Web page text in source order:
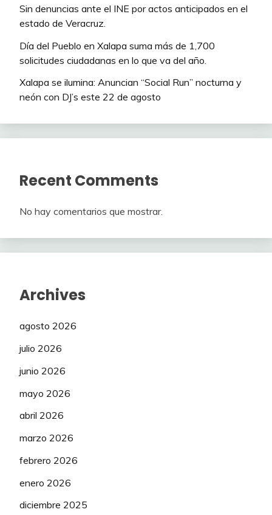
Sin denuncias ante el INE por actos anticipados en el
estado de Veracruz.
Día del Pueblo en Xalapa suma más de 1,700
solicitudes ciudadanas en lo que va del año.
Xalapa se ilumina: Anuncian “Social Run” nocturna y
neón con DJ’s este 22 de agosto
Recent Comments
No hay comentarios que mostrar.
Archives
agosto 2026
julio 2026
junio 2026
mayo 2026
abril 2026
marzo 2026
febrero 2026
enero 2026
diciembre 2025